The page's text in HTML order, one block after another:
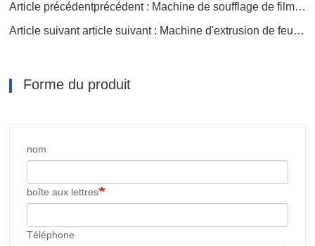
Article précédentprécédent : Machine de soufflage de film de Geomembrane
Article suivant article suivant : Machine d'extrusion de feuilles UHMWPE
Forme du produit
nom
boîte aux lettres
Téléphone